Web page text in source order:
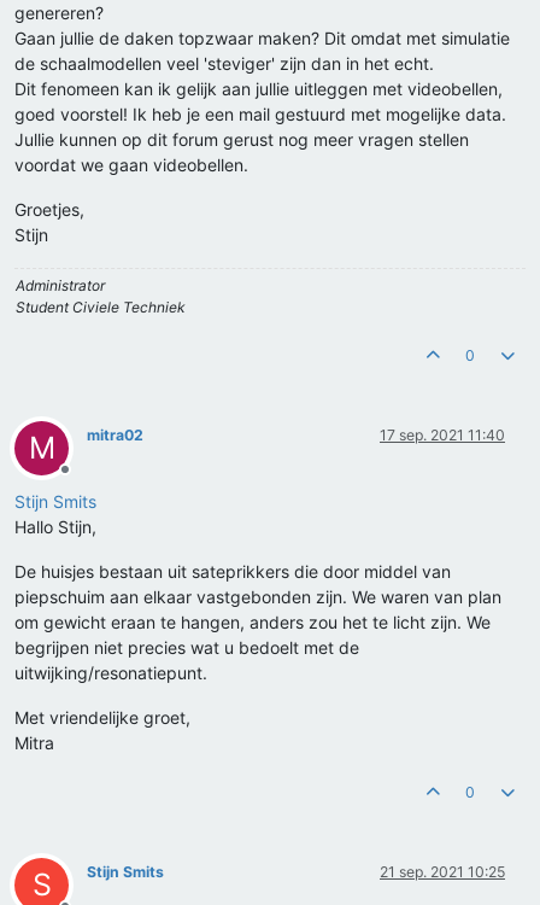
genereren?
Gaan jullie de daken topzwaar maken? Dit omdat met simulatie
de schaalmodellen veel 'steviger' zijn dan in het echt.
Dit fenomeen kan ik gelijk aan jullie uitleggen met videobellen,
goed voorstel! Ik heb je een mail gestuurd met mogelijke data.
Jullie kunnen op dit forum gerust nog meer vragen stellen
voordat we gaan videobellen.
Groetjes,
Stijn
Administrator
Student Civiele Techniek
0
M
Offline
mitra02 17 sep. 2021 11:40
Stijn Smits
Hallo Stijn,
De huisjes bestaan uit sateprikkers die door middel van
piepschuim aan elkaar vastgebonden zijn. We waren van plan
om gewicht eraan te hangen, anders zou het te licht zijn. We
begrijpen niet precies wat u bedoelt met de
uitwijking/resonatiepunt.
Met vriendelijke groet,
Mitra
0
S Stijn Smits 21 sep. 2021 10:25